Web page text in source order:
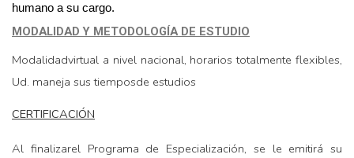
humano a su cargo.
MODALIDAD Y METODOLOGÍA DE ESTUDIO
Modalidadvirtual a nivel nacional, horarios totalmente flexibles,
Ud. maneja sus tiemposde estudios
CERTIFICACIÓN
Al finalizarel Programa de Especialización, se le emitirá su